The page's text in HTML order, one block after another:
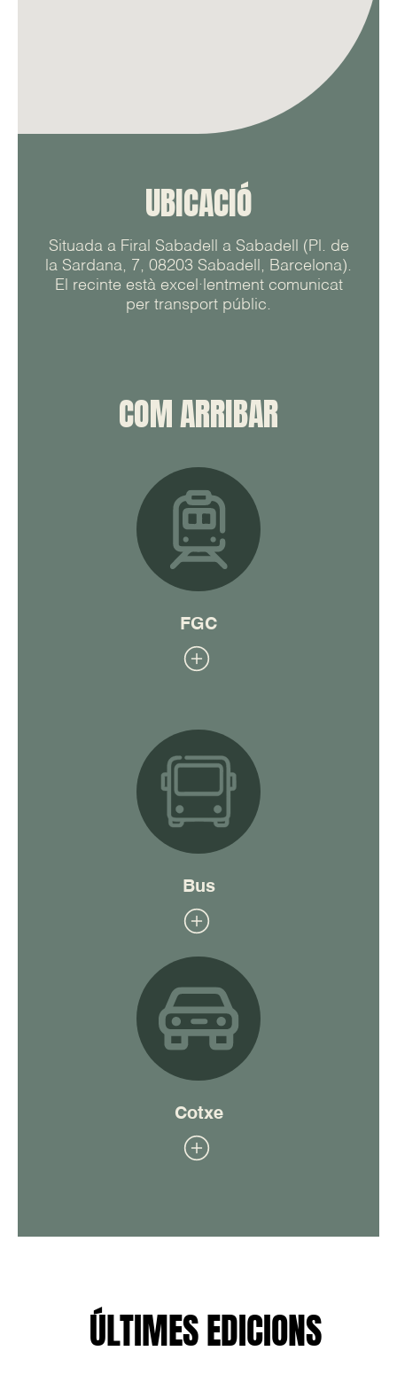
UBICACIÓ
Situada a Firal Sabadell a Sabadell (Pl. de
la Sardana, 7, 08203 Sabadell, Barcelona).
El recinte està excel·lentment comunicat
per transport públic.
COM ARRIBAR
FGC
Bus
Cotxe
ÚLTIMES EDICIONS